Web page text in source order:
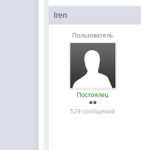
Iren
Пользователь
Постоялец
529 сообщений